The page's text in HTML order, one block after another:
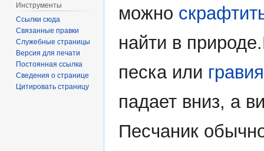
можно
найти в
песка или гравия
падает вниз, а
Песчаник
Инструменты
Ссылки сюда
Связанные правки
Служебные страницы
Версия для печати
Постоянная ссылка
Сведения о странице
Цитировать страницу